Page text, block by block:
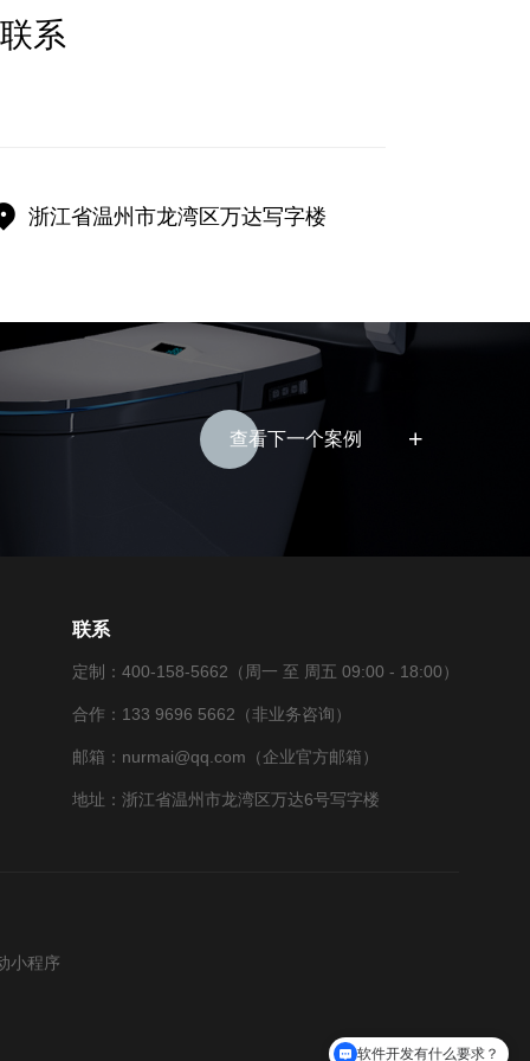
系
浙江省温州市龙湾区万达写字楼
查看下一个案例
联系
定制：400-158-5662（周一 至 周五 09:00 - 18:00）
合作：133 9696 5662（非业务咨询）
邮箱：nurmai@qq.com（企业官方邮箱）
地址：浙江省温州市龙湾区万达6号写字楼
小程序
你们开发过哪些案例？